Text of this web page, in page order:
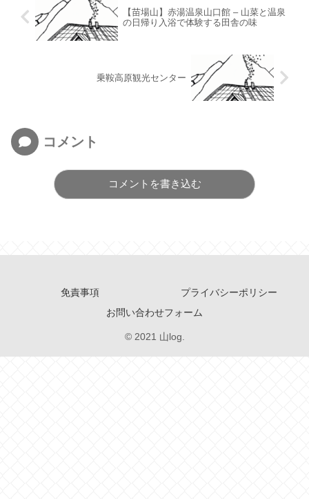
【苗場山】赤湯温泉山口館 – 山菜と温泉
の日帰り入浴で体験する田舎の味
乗鞍高原観光センター
コメント
コメントを書き込む
免責事項
プライバシーポリシー
お問い合わせフォーム
© 2021 山log.